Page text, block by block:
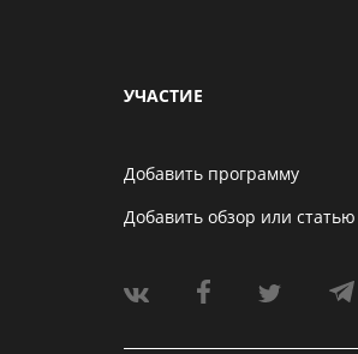
УЧАСТИЕ
Добавить программу
Добавить обзор или статью